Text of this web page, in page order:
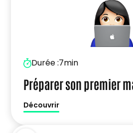
Durée :7min
Préparer son premier
Découvrir